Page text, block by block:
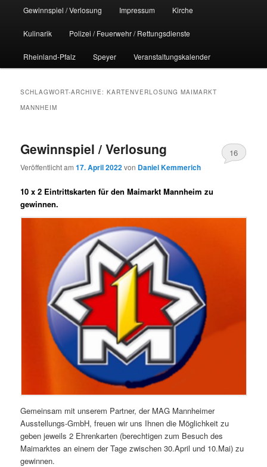
Gewinnspiel / Verlosung Impressum Kirche
Kulinarik Polizei / Feuerwehr / Rettungsdienste
Rheinland-Pfalz Speyer Veranstaltungskalender
SCHLAGWORT-ARCHIVE:KARTENVERLOSUNG MAIMARKT
MANNHEIM
Gewinnspiel / Verlosung
Veröffentlicht am17. April 2022von Daniel Kemmerich
16
10 x 2 Eintrittskarten für den Maimarkt Mannheim zu
gewinnen.
Gemeinsam mit unserem Partner, der MAG Mannheimer
Ausstellungs-GmbH, freuen wir uns Ihnen die Möglichkeit zu
geben jeweils 2 Ehrenkarten (berechtigen zum Besuch des
Maimarktes an einem der Tage zwischen 30.April und 10.Mai) zu
gewinnen.